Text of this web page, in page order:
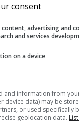
consent
content, advertising and
and services
on a device
and information from
device data) may be
or used specifically
geolocation data.